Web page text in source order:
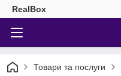
RealBox
Товари та послуги